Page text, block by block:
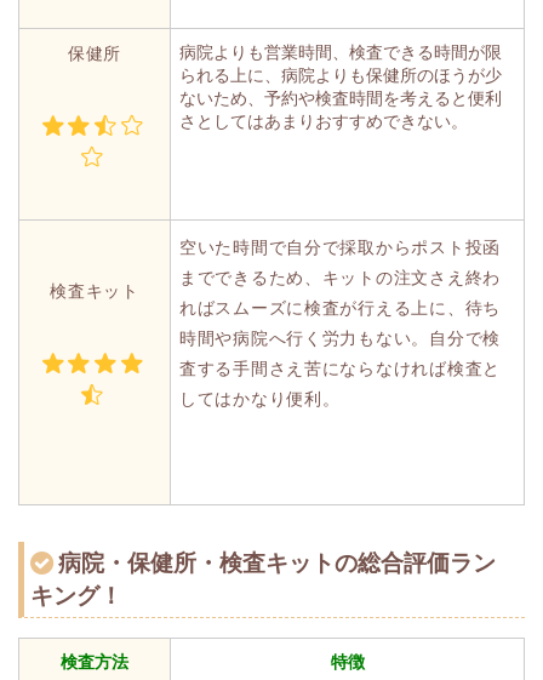
保健所
病院よりも営業時間、検査できる時間が限
られる上に、病院よりも保健所のほうが少
ないため、予約や検査時間を考えると便利
さとしてはあまりおすすめできない。
検査キット
空いた時間で自分で採取からポスト投函
までできるため、キットの注文さえ終わ
ればスムーズに検査が行える上に、待ち
時間や病院へ行く労力もない。自分で検
査する手間さえ苦にならなければ検査と
してはかなり便利。
病院・保健所・検査キットの総合評価ラン
キング！
検査方法 特徴